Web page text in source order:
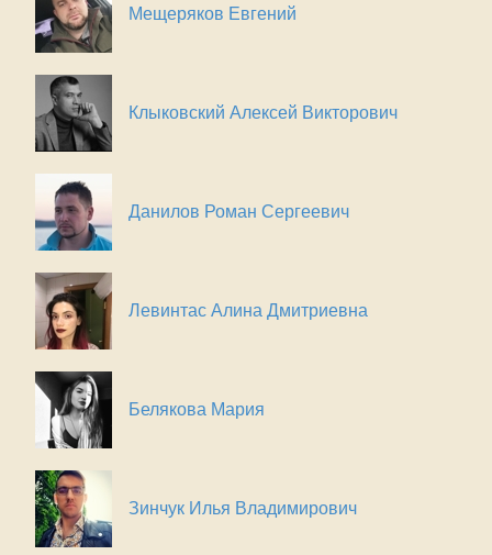
Мещеряков Евгений
Клыковский Алексей Викторович
Данилов Роман Сергеевич
Левинтас Алина Дмитриевна
Белякова Мария
Зинчук Илья Владимирович